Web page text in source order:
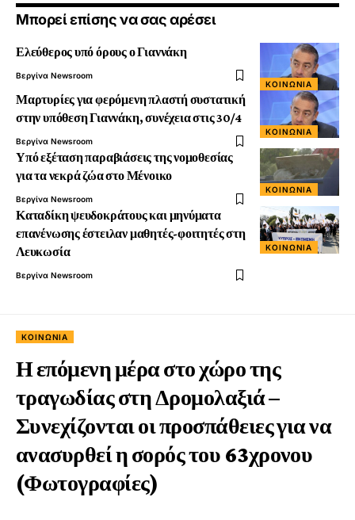
Μπορεί επίσης να σας αρέσει
ΚΟΙΝΩΝΊΑ
Ελεύθερος υπό όρους ο Γιαννάκη
Βεργίνα Newsroom
ΚΟΙΝΩΝΊΑ
Μαρτυρίες για φερόμενη πλαστή συστατική
στην υπόθεση Γιαννάκη, συνέχεια στις 30/4
Βεργίνα Newsroom
ΚΟΙΝΩΝΊΑ
Υπό εξέταση παραβιάσεις της νομοθεσίας
για τα νεκρά ζώα στο Μένοικο
Βεργίνα Newsroom
ΚΟΙΝΩΝΊΑ
Καταδίκη ψευδοκράτους και μηνύματα
επανένωσης έστειλαν μαθητές-φοιτητές στη
Λευκωσία
Βεργίνα Newsroom
ΚΟΙΝΩΝΊΑ
Η επόμενη μέρα στο χώρο της
τραγωδίας στη Δρομολαξιά –
Συνεχίζονται οι προσπάθειες για να
ανασυρθεί η σορός του 63χρονου
(Φωτογραφίες)